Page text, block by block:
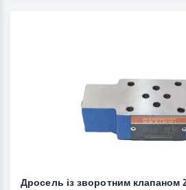
Дросель із зворотним клапаном